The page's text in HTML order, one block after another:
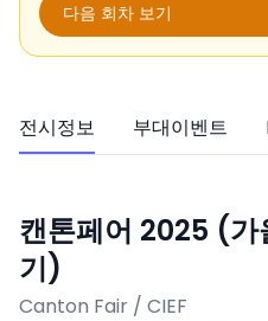
다음 회차 보기
전시정보 부대이벤트
캔톤페어 2025 (가
기)
Canton Fair / CIEF